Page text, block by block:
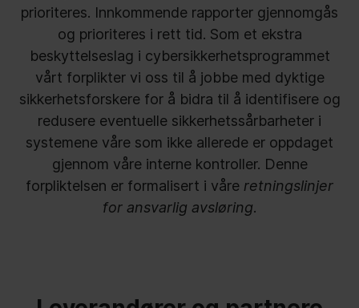
prioriteres. Innkommende rapporter gjennomgås
og prioriteres i rett tid. Som et ekstra
beskyttelseslag i cybersikkerhetsprogrammet
vårt forplikter vi oss til å jobbe med dyktige
sikkerhetsforskere for å bidra til å identifisere og
redusere eventuelle sikkerhetssårbarheter i
systemene våre som ikke allerede er oppdaget
gjennom våre interne kontroller. Denne
forpliktelsen er formalisert i våre retningslinjer
for ansvarlig avsløring.